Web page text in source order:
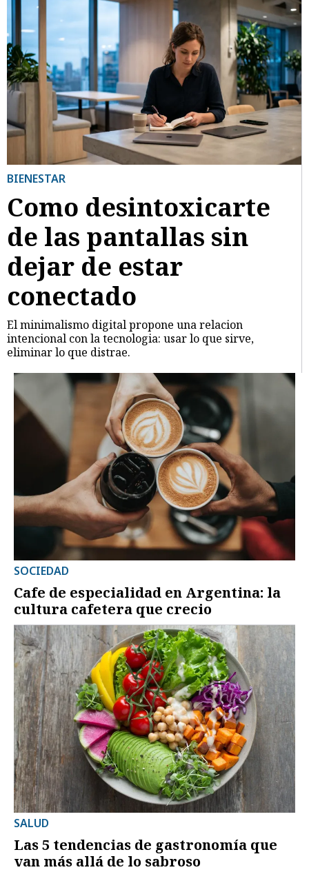
BIENESTAR
Como desintoxicarte
de las pantallas sin
dejar de estar
conectado
El minimalismo digital propone una relacion
intencional con la tecnologia: usar lo que sirve,
eliminar lo que distrae.
SOCIEDAD
Cafe de especialidad en Argentina: la
cultura cafetera que crecio
SALUD
Las 5 tendencias de gastronomía que
van más allá de lo sabroso